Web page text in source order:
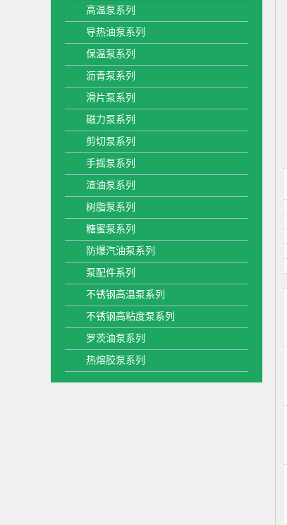
高温泵系列
导热油泵系列
保温泵系列
沥青泵系列
滑片泵系列
磁力泵系列
剪切泵系列
手摇泵系列
渣油泵系列
树脂泵系列
糖蜜泵系列
防爆汽油泵系列
泵配件系列
不锈钢高温泵系列
不锈钢高粘度泵系列
罗茨油泵系列
热熔胶泵系列